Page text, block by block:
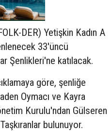
DER) Yetişkin Kadın A
33'üncü
Şenlikleri'ne katılacak.
göre, şenliğe
Oymacı ve Kayra
Kurulu'ndan Gülseren
bulunuyor.